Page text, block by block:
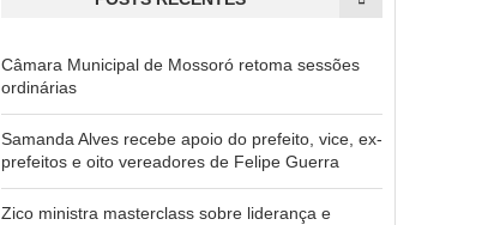
Câmara Municipal de Mossoró retoma sessões
ordinárias
Samanda Alves recebe apoio do prefeito, vice, ex-
prefeitos e oito vereadores de Felipe Guerra
Zico ministra masterclass sobre liderança e